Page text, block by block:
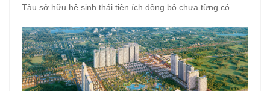
Tàu sở hữu hệ sinh thái tiện ích đồng bộ chưa từng có.